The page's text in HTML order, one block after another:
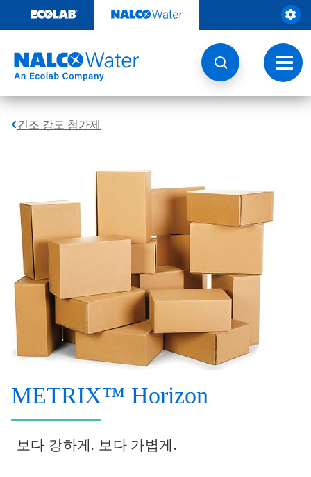
츠
기
토
글
내
비
건조 강도 첨가제
METRIX™ Horizon
보다 강하게. 보다 가볍게.